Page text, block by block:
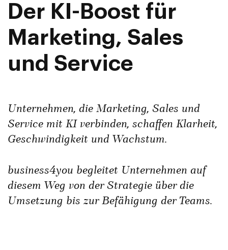
Der KI-Boost für
Marketing, Sales
und Service
Unternehmen, die Marketing, Sales und
Service mit KI verbinden, schaffen Klarheit,
Geschwindigkeit und Wachstum.
business4you begleitet Unternehmen auf
diesem Weg von der Strategie über die
Umsetzung bis zur Befähigung der Teams.